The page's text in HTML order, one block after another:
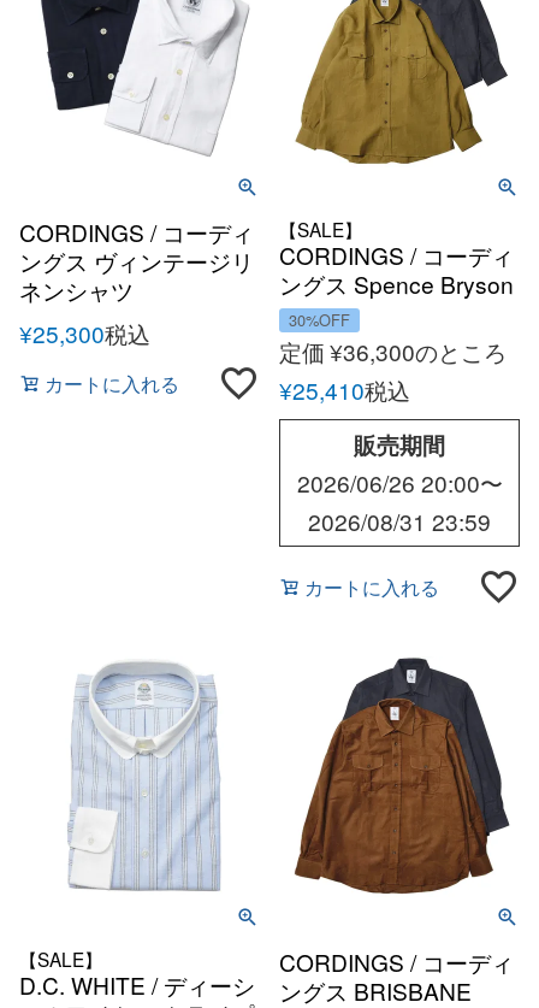
CORDINGS / コーディ
ングス ヴィンテージリ
ネンシャツ
¥25,300税込
カートに入れる
【SALE】
CORDINGS / コーディ
ングス Spence Bryson
アイリッシュリネンオ
ーバーシャツ
30%OFF
定価¥36,300のところ
¥25,410税込
販売期間
2026/06/26 20:00〜
2026/08/31 23:59
カートに入れる
【SALE】
D.C. WHITE / ディーシ
CORDINGS / コーディ
ングス BRISBANE